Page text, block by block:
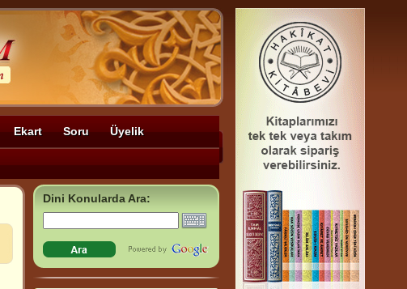
Ekart Soru Üyelik
Dini Konularda Ara: